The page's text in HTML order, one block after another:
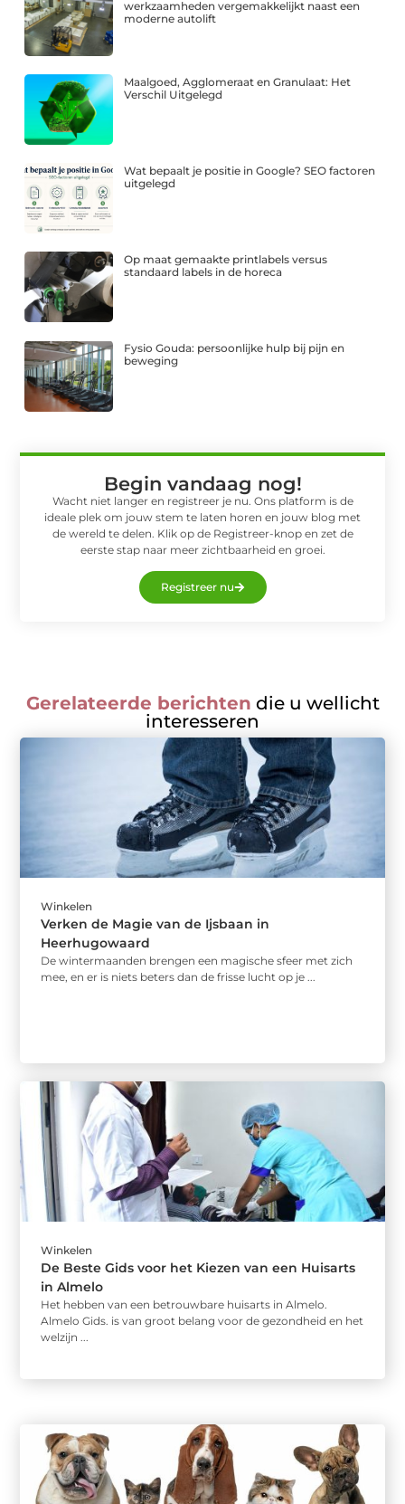
werkzaamheden vergemakkelijkt naast een
moderne autolift
Maalgoed, Agglomeraat en Granulaat: Het
Verschil Uitgelegd
Wat bepaalt je positie in Google? SEO factoren
uitgelegd
Op maat gemaakte printlabels versus
standaard labels in de horeca
Fysio Gouda: persoonlijke hulp bij pijn en
beweging
Begin vandaag nog!
Wacht niet langer en registreer je nu. Ons platform is de
ideale plek om jouw stem te laten horen en jouw blog met
de wereld te delen. Klik op de Registreer-knop en zet de
eerste stap naar meer zichtbaarheid en groei.
Registreer nu
Gerelateerde berichten die u wellicht
interesseren
Winkelen
Verken de Magie van de Ijsbaan in
Heerhugowaard
De wintermaanden brengen een magische sfeer met zich
mee, en er is niets beters dan de frisse lucht op je ...
Winkelen
De Beste Gids voor het Kiezen van een Huisarts
in Almelo
Het hebben van een betrouwbare huisarts in Almelo.
Almelo Gids. is van groot belang voor de gezondheid en het
welzijn ...